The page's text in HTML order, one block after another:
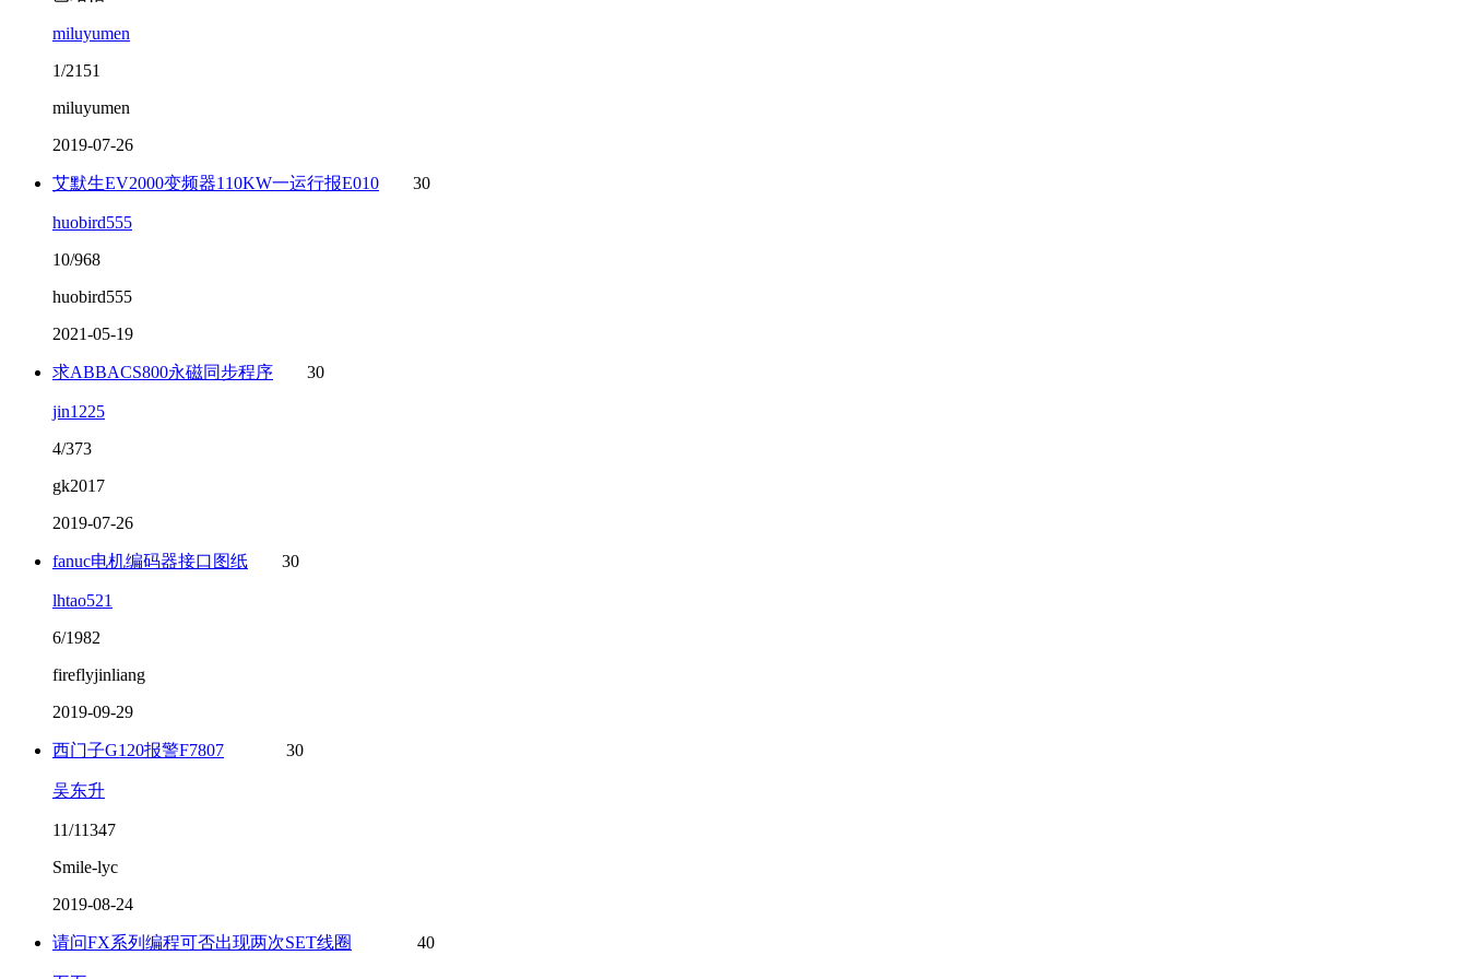
miluyumen
1/2151
miluyumen
2019-07-26
艾默生EV2000变频器110KW一运行报E010 30
huobird555
10/968
huobird555
2021-05-19
求ABBACS800永磁同步程序 30
jin1225
4/373
gk2017
2019-07-26
fanuc电机编码器接口图纸 30
lhtao521
6/1982
fireflyjinliang
2019-09-29
西门子G120报警F7807 30
吴东升
11/11347
Smile-lyc
2019-08-24
请问FX系列编程可否出现两次SET线圈 40